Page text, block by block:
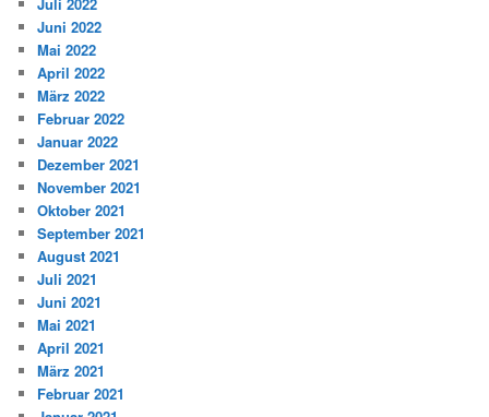
Juni 2022
Mai 2022
April 2022
März 2022
Februar 2022
Januar 2022
Dezember 2021
November 2021
Oktober 2021
September 2021
August 2021
Juli 2021
Juni 2021
Mai 2021
April 2021
März 2021
Februar 2021